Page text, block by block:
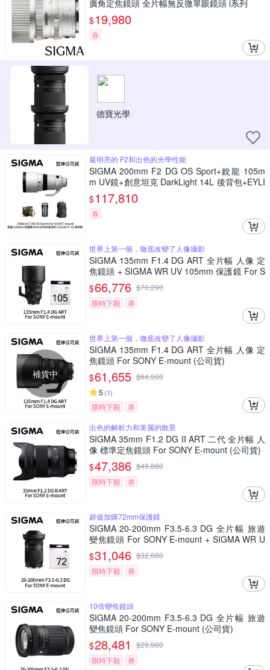
廣角定焦鏡頭 全片幅無反微單眼鏡頭 i系列
$19,980
券
德寶光學
最明亮的 F2和出色的光學性能
SIGMA 200mm F2 DG OS Sport+銳龍 105m
m UV鏡+創意坦克 DarkLight 14L 後背包+EYLI
N EY-15清潔組 For SONY E-mount (公司貨)
$117,810
券
世界上第一個，徹底改變了人像攝影
SIGMA 135mm F1.4 DG ART 全片幅 人像 定
焦鏡頭 + SIGMA WR UV 105mm 保護鏡 For S
ONY E-mount (公司貨)
$66,776 $70,290
限時下殺
券
補貨中
世界上第一個，徹底改變了人像攝影
SIGMA 135mm F1.4 DG ART 全片幅 人像 定
焦鏡頭 For SONY E-mount (公司貨)
$61,655 $64,900
5 (1)
限時下殺
券
出色的解析力和美麗的散景
SIGMA 35mm F1.2 DG II ART 二代 全片幅 人
像 標準定焦鏡頭 For SONY E-mount (公司貨)
$47,386 $49,880
限時下殺
券
超值加購72mm保護鏡
SIGMA 20-200mm F3.5-6.3 DG 全片幅 旅遊
變焦鏡頭 For SONY E-mount + SIGMA WR U
V 72mm 最頂級保護鏡 (公司貨)
$31,046 $32,680
限時下殺
券
10倍變焦鏡頭
SIGMA 20-200mm F3.5-6.3 DG 全片幅 旅遊
變焦鏡頭 For SONY E-mount (公司貨)
$28,481 $29,980
限時下殺
券